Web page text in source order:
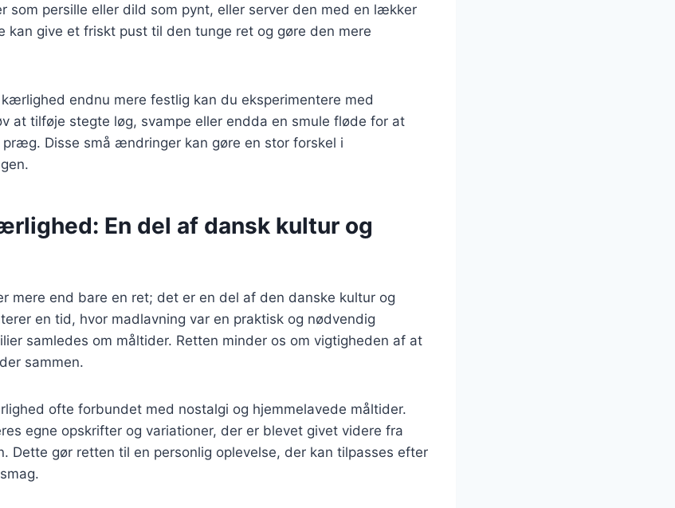
som persille eller dild som pynt, eller server den med en lækker
kan give et friskt pust til den tunge ret og gøre den mere
endnu mere festlig kan du eksperimentere med
at tilføje stegte løg, svampe eller endda en smule fløde for at
Disse små ændringer kan gøre en stor forskel i
En del af dansk kultur og
mere end bare en ret; det er en del af den danske kultur og
en tid, hvor madlavning var en praktisk og nødvendig
samledes om måltider. Retten minder os om vigtigheden af at
sammen.
ofte forbundet med nostalgi og hjemmelavede måltider.
egne opskrifter og variationer, der er blevet givet videre fra
Dette gør retten til en personlig oplevelse, der kan tilpasses efter